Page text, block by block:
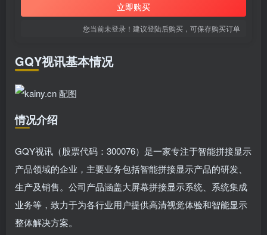
立即购买
您当前未登录！建议登陆后购买，可保存购买订单
GQY视讯基本情况
情况介绍
GQY视讯（股票代码：300076）是一家专注于智能拼接显示
产品领域的企业，主要业务包括智能拼接显示产品的研发、
生产及销售。公司产品涵盖大屏幕拼接显示系统、系统集成
业务等，致力于为各行业用户提供高清视觉体验和智能显示
整体解决方案。